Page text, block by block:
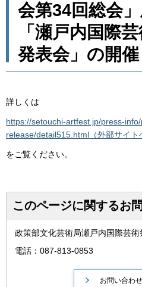
会第34回総会
「瀬戸内国際
発表会」の開催
詳しくは
https://setouchi-artfest.jp/press-
release/detail515.html（外部サイト
をご覧ください。
このページに関するお
政策部文化芸術局瀬戸内国際芸術
電話：087-813-0853